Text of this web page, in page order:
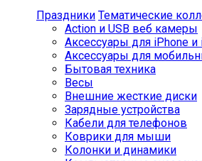
Праздники Тематические
Action и USB веб камеры
Аксессуары для iPhone и
Аксессуары для
Бытовая техника
Весы
Внешние жесткие диски
Зарядные устройства
Кабели для телефонов
Коврики для мыши
Колонки и динамики